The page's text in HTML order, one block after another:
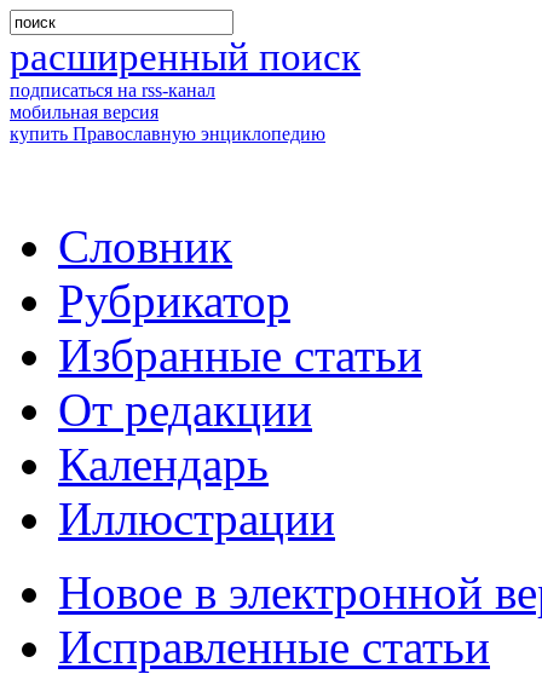
расширенный поиск
подписаться на rss-канал
мобильная версия
купить Православную энциклопедию
Словник
Рубрикатор
Избранные статьи
От редакции
Календарь
Иллюстрации
Новое в электронной
Исправленные статьи